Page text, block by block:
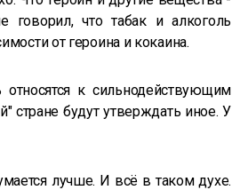
говорил, что табак и алкоголь
от героина и кокаина.
к сильнодействующим
стране будут утверждать иное. У
лучше. И всё в таком духе.